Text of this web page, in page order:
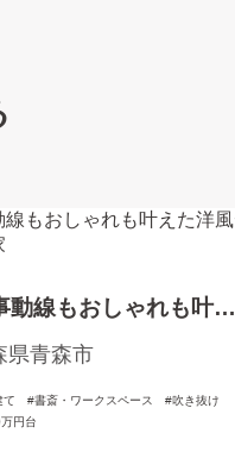
動線もおしゃれも叶え
風デザインの家
県青森市
て 書斎・ワークスペース
吹き抜け
円台